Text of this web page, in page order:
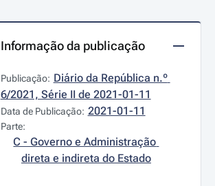
Informação da publicação
Publicação: Diário da República n.º
6/2021, Série II de 2021-01-11
Data de Publicação: 2021-01-11
Parte:
C - Governo e Administração
direta e indireta do Estado